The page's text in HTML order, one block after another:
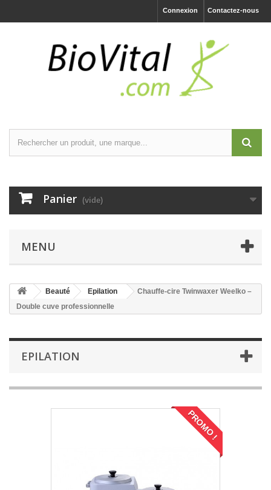
Contactez-nous
Connexion
Panier (vide)
MENU
Beauté Epilation
Chauffe‑cire Twinwaxer Weelko –
Double cuve professionnelle
EPILATION
PROMO !